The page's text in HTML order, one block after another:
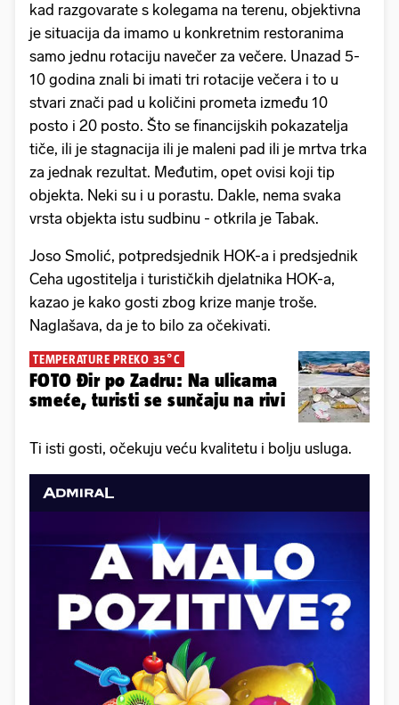
kad razgovarate s kolegama na terenu, objektivna
je situacija da imamo u konkretnim restoranima
samo jednu rotaciju navečer za večere. Unazad 5-
10 godina znali bi imati tri rotacije večera i to u
stvari znači pad u količini prometa između 10
posto i 20 posto. Što se financijskih pokazatelja
tiče, ili je stagnacija ili je maleni pad ili je mrtva trka
za jednak rezultat. Međutim, opet ovisi koji tip
objekta. Neki su i u porastu. Dakle, nema svaka
vrsta objekta istu sudbinu - otkrila je Tabak.
Joso Smolić, potpredsjednik HOK-a i predsjednik
Ceha ugostitelja i turističkih djelatnika HOK-a,
kazao je kako gosti zbog krize manje troše.
Naglašava, da je to bilo za očekivati.
TEMPERATURE PREKO 35°C
FOTO Đir po Zadru: Na ulicama
smeće, turisti se sunčaju na rivi
Ti isti gosti, očekuju veću kvalitetu i bolju usluga.